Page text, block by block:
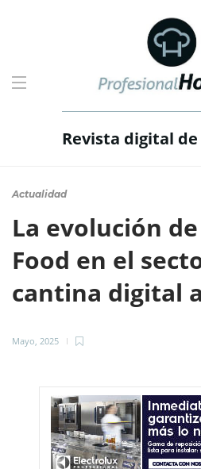
Revista digital
Actualidad
La evolución
Food en el
cantina digital
Mayo, 2025